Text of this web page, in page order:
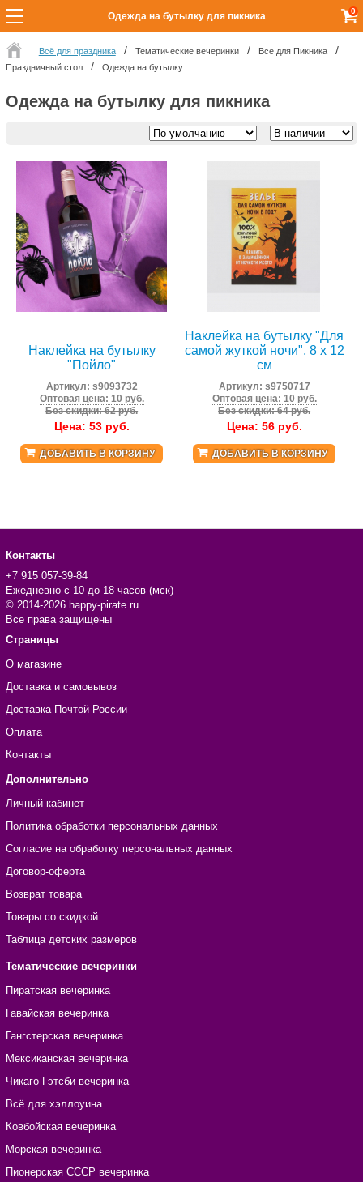
Всё для праздника Тематические вечеринки
Все для Пикника
Праздничный стол
Одежда на бутылку
Одежда на бутылку для пикника
Наклейка на бутылку
"Пойло"
Артикул: s9093732
Оптовая цена: 10 руб.
Без скидки: 62 руб.
Цена: 53руб.
ДОБАВИТЬ В КОРЗИНУ
Наклейка на бутылку "Для
самой жуткой ночи", 8 х 12
см
Артикул: s9750717
Оптовая цена: 10 руб.
Без скидки: 64 руб.
Цена: 56руб.
ДОБАВИТЬ В КОРЗИНУ
Контакты
+7 915 057-39-84
Ежедневно с 10 до 18 часов (мск)
© 2014-2026 happy-pirate.ru
Все права защищены
Страницы
О магазине
Доставка и самовывоз
Доставка Почтой России
Оплата
Контакты
Дополнительно
Личный кабинет
Политика обработки персональных данных
Согласие на обработку персональных данных
Договор-оферта
Возврат товара
Товары со скидкой
Таблица детских размеров
Тематические вечеринки
Пиратская вечеринка
Гавайская вечеринка
Гангстерская вечеринка
Мексиканская вечеринка
Чикаго Гэтсби вечеринка
Всё для хэллоуина
Ковбойская вечеринка
Морская вечеринка
Пионерская СССР вечеринка
Одежда на бутылку для пикника 0